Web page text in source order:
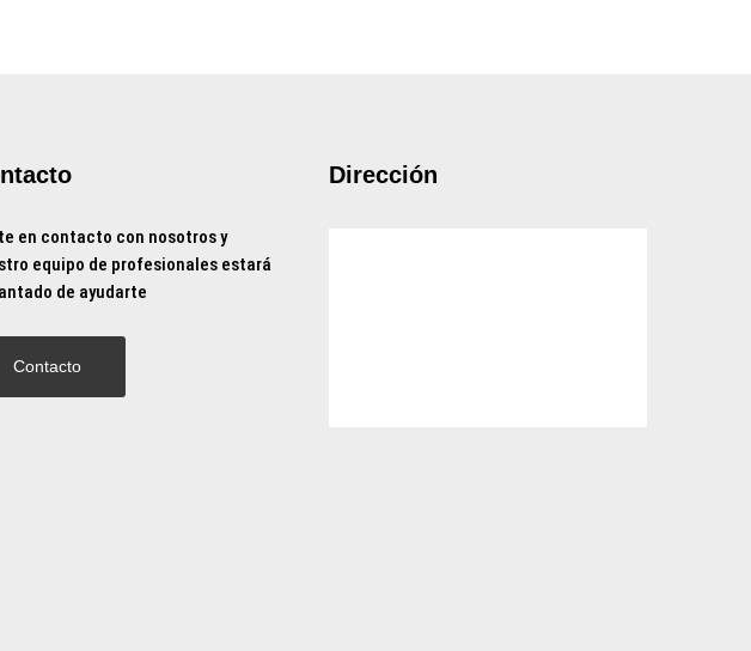
en contacto con nosotros y
equipo de profesionales estará
de ayudarte
Contacto
Dirección